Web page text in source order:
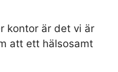
kontor är det vi är
att ett hälsosamt